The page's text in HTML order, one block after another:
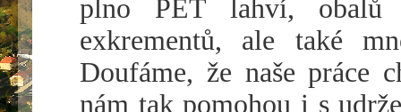
plno PET lahví, obalů
exkrementů, ale také
Doufáme, že naše práce
nám tak pomohou i s